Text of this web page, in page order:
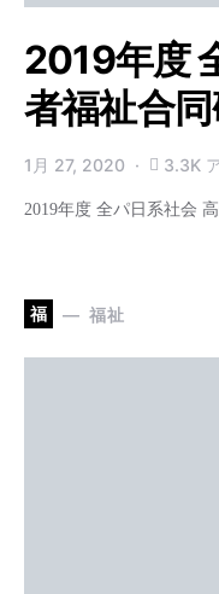
2019年度
者福祉合
1月 27, 2020 3.3K
2019年度 全パ日系社会
福 福祉